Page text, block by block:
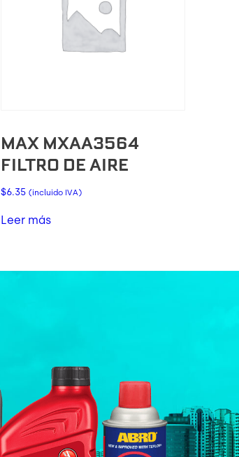
MAX MXAA3564
FILTRO DE AIRE
$6.35 (incluido IVA)
Leer más